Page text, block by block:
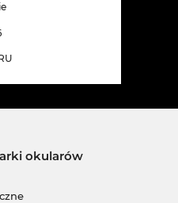
okularów